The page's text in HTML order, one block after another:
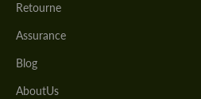
Retourne
Assurance
Blog
AboutUs